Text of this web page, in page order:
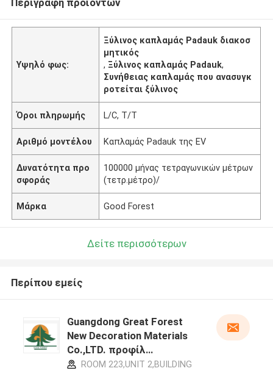
Υψηλό φως:
Ξύλινος καπλαμάς Padauk διακοσ
μητικός
, Ξύλινος καπλαμάς Padauk,
Συνήθειας καπλαμάς που ανασυγκ
ροτείται ξύλινος
Όροι πληρωμής L/C, T/T
Αριθμό μοντέλου Καπλαμάς Padauk της EV
Δυνατότητα προ
σφοράς
100000 μήνας τετραγωνικών μέτρων
(τετρ.μέτρο)/
Μάρκα Good Forest
Δείτε περισσότερων
Περίπου εμείς
Guangdong Great Forest
New Decoration Materials
Co.,LTD. προφίλ
κατασκευαστή
ROOM 223,UNIT 2,BUILDING